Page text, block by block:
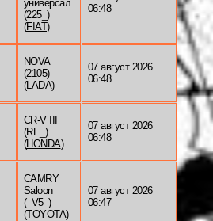
универсал
(225_)
(FIAT)
06:48
NOVA
(2105)
(LADA)
07 август 2026
06:48
CR-V III
(RE_)
(HONDA)
07 август 2026
06:48
CAMRY
Saloon
(_V5_)
(TOYOTA)
07 август 2026
06:47